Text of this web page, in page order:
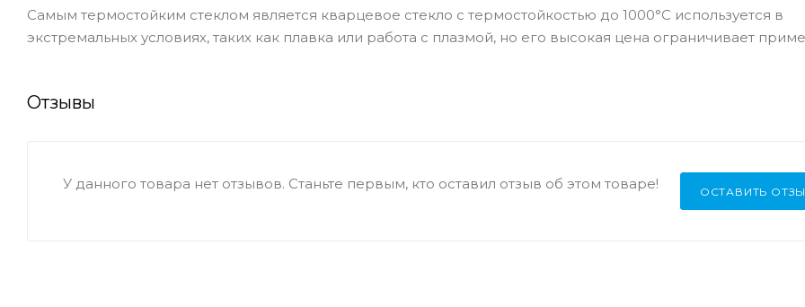
Самым термостойким стеклом является кварцевое стекло с термостойкостью до 1000°C используется в
экстремальных условиях, таких как плавка или работа с плазмой, но его высокая цена ограничивает
Отзывы
ОСТАВИТЬ
У данного товара нет отзывов. Станьте первым, кто оставил отзыв об этом товаре!